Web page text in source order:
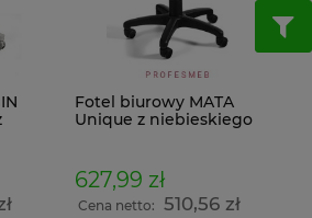
Fotel biurowy MATA
Unique z niebieskiego
siedziskiem, uchwyt
umożliwiający
przenoszenie
627,99 zł
Cena netto: 510,56 zł